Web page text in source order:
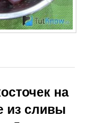
на
из сливы